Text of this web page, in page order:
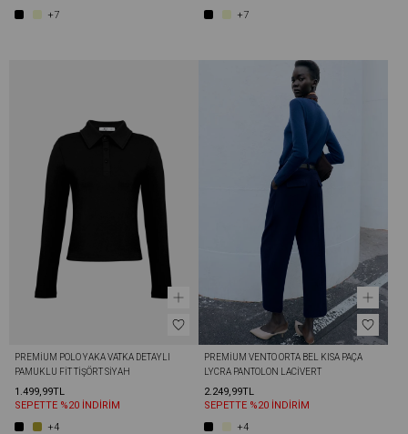
+7
+7
PREMIUM POLO YAKA VATKA DETAYLI
PAMUKLU FIT TIŞÖRT SIYAH
1.499,99TL
SEPETTE %20 İNDİRİM
+4
PREMIUM VENTO ORTA BEL KISA PAÇA
LYCRA PANTOLON LACIVERT
2.249,99TL
SEPETTE %20 İNDİRİM
+4